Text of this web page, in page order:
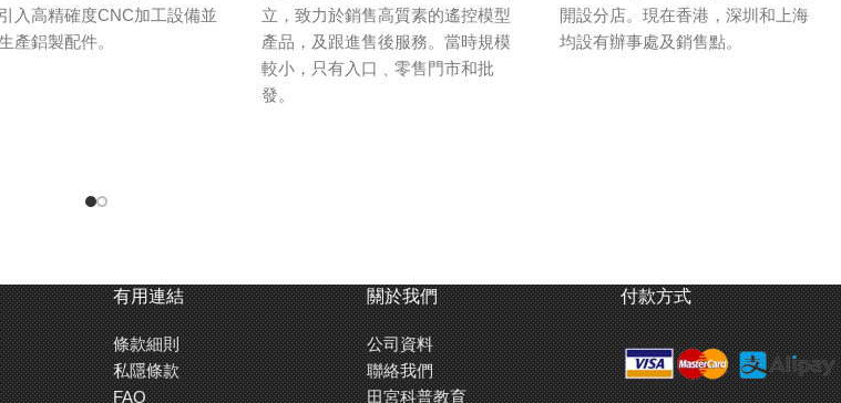
入高精確度CNC加工設備並
產鋁製配件。
立，致力於銷售高質素的遙控模型
產品，及跟進售後服務。當時規模
較小，只有入口﹑零售門市和批
發。
開設分店。現在香港，深圳和上海
均設有辦事處及銷售點。
有用連結
條款細則
私隱條款
FAQ
關於我們
公司資料
聯絡我們
田宮科普教育
付款方式